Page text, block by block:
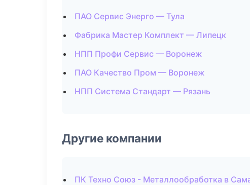
ПАО Сервис Энерго — Тула
Фабрика Мастер Комплект — Липецк
НПП Профи Сервис — Воронеж
ПАО Качество Пром — Воронеж
НПП Система Стандарт — Рязань
Другие компании
ПК Техно Союз - Металлообработка в